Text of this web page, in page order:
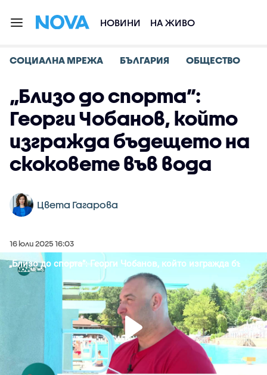
НОВИНИ НА ЖИВО
СОЦИАЛНА МРЕЖА БЪЛГАРИЯ ОБЩЕСТВО
„Близо до спорта”:
Георги Чобанов, който
изгражда бъдещето на
скоковете във вода
Цвета Гагарова
16 юли 2025 16:03